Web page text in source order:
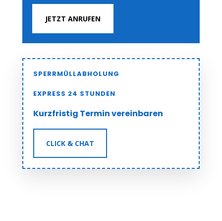
JETZT ANRUFEN
SPERRMÜLLABHOLUNG
EXPRESS 24 STUNDEN
Kurzfristig Termin vereinbaren
CLICK & CHAT